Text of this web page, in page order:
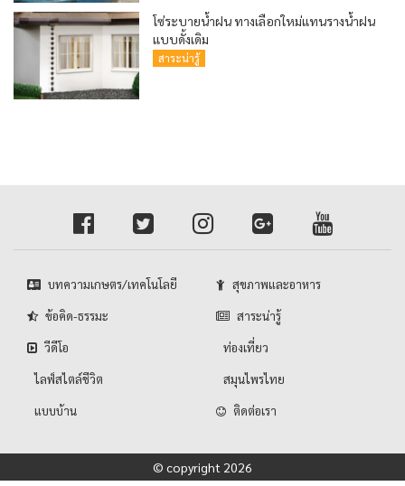
โซ่ระบายน้ำฝน ทางเลือกใหม่แทนรางน้ำฝน
แบบดั้งเดิม
สาระน่ารู้
บทความเกษตร/เทคโนโลยี สุขภาพและอาหาร
ข้อคิด-ธรรมะ สาระน่ารู้
วีดีโอ ท่องเที่ยว
ไลฟ์สไตล์ชีวิต สมุนไพรไทย
แบบบ้าน ติดต่อเรา
© copyright 2026